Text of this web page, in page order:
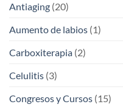
Antiaging (20)
Aumento de labios (1)
Carboxiterapia (2)
Celulitis (3)
Congresos y Cursos (15)